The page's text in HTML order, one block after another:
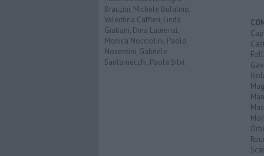
Braccini, Michele Bufalino,
Valentina Caffieri, Linda
Giuliani, Dina Laurenzi,
Monica Nocciolini, Paolo
Nocentini, Gabriele
Santarnecchi, Paola Silvi.